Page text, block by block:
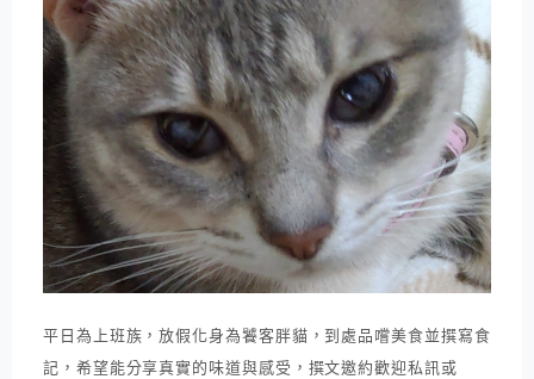
平日為上班族，放假化身為饕客胖貓，到處品嚐美食並撰寫食
記，希望能分享真實的味道與感受，撰文邀約歡迎私訊或